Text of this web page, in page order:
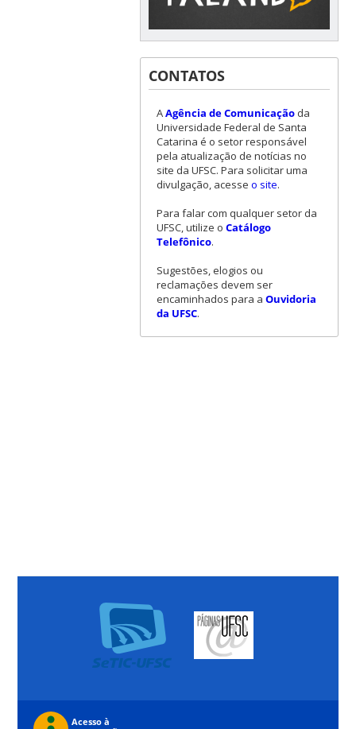
CONTATOS
AAgência de Comunicaçãoda
Universidade Federal de Santa
Catarina é o setor responsável
pela atualização de notícias no
site da UFSC. Para solicitar uma
divulgação, acesse o site.
Para falar com qualquer setor da
UFSC, utilize o Catálogo
Telefônico.
Sugestões, elogios ou
reclamações devem ser
encaminhados para a Ouvidoria
da UFSC.